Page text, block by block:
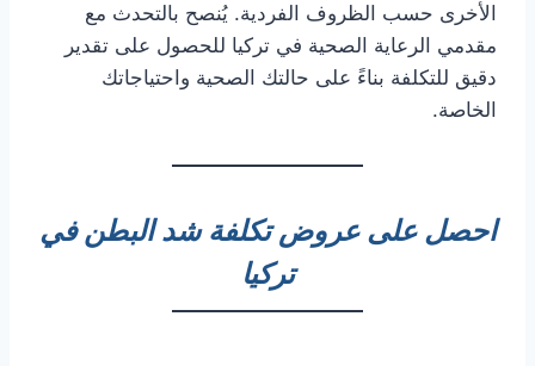
الأخرى حسب الظروف الفردية. يُنصح بالتحدث مع
مقدمي الرعاية الصحية في تركيا للحصول على تقدير
دقيق للتكلفة بناءً على حالتك الصحية واحتياجاتك
الخاصة.
احصل على عروض تكلفة شد البطن في
تركيا